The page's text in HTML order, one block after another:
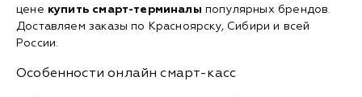
цене купить смарт-терминалы популярных брендов.
Доставляем заказы по Красноярску, Сибири и всей
России.
Особенности онлайн смарт-касс